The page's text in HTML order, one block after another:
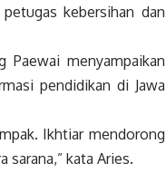
kebersihan dan
Paewai menyampaikan
pendidikan di Jawa
Ikhtiar mendorong
kata Aries.